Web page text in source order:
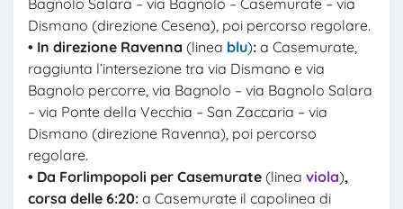
Bagnolo Salara – via Bagnolo – Casemurate – via
Dismano (direzione Cesena), poi percorso regolare.
• In direzione Ravenna (linea blu): a Casemurate,
raggiunta l’intersezione tra via Dismano e via
Bagnolo percorre, via Bagnolo – via Bagnolo Salara
– via Ponte della Vecchia – San Zaccaria – via
Dismano (direzione Ravenna), poi percorso
regolare.
• Da Forlimpopoli per Casemurate (linea viola),
corsa delle 6:20: a Casemurate il capolinea di